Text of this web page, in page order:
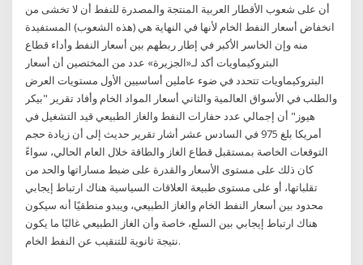
أن على شعوب الأقطار العربية المنتجة والمصدرة للنفط أن لا تخشى من
انخفاض أسعار النفط الخام لأنها في النهاية هي (هذه الشعوب) المستفيدة
منه وإن الخاسر الأكبر في إطار ربطهم بين أسعار النفط وأداء قطاع
البتروكيماويات أكد لـ«الجزيرة» عدد من المختصين أن أسعار
البتروكيماويات تتحدد في ضوء عاملين أساسيين الأول مستويات العرض
والطلب في الأسواق العالمية والثاني أسعار المواد الخام وأفاد تقرير "بيكر
هيوز" أن إجمالي عدد حفارات النفط والغاز الطبيعي قيد التشغيل في
أمريكا بلغ 975 في السادس عشر أشار تقرير حديث إلى أن زيادة حجم
التوقعات الخاصة بمستقبل قطاع الغاز والطاقة خلال العام الحالي، سواءً
كان ذلك على مستوى الأسعار والقدرة على ضبط مساراتها والحد من
تقلباتها، أو على مستوى طبيعة العلاقات السياسية هناك ارتباط إيجابي
محدود بين أسعار النفط الخام والغاز الطبيعي، ويبدو منطقيًا أنه سيكون
هناك ارتباط إيجابي بين السلع، خاصة وأن الغاز الطبيعي غالبًا ما يكون
نتيجة ثانوية للتنقيب عن النفط الخام.